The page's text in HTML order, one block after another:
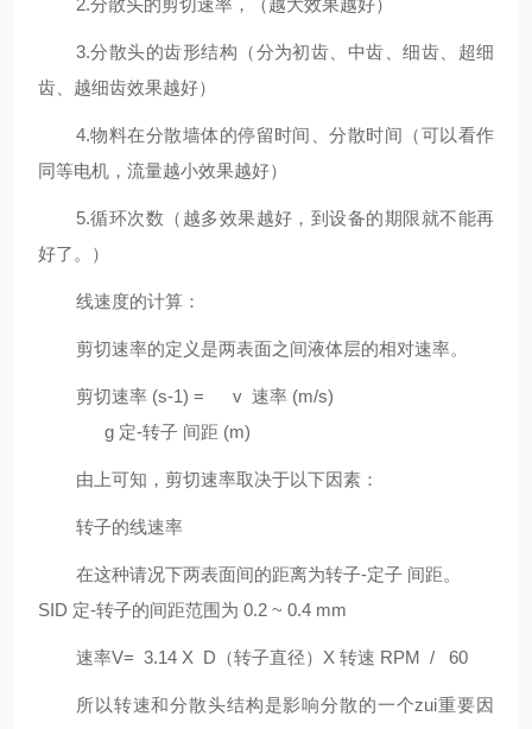
2.分散头的剪切速率，（越大效果越好）
3.分散头的齿形结构（分为初齿、中齿、细齿、超细
齿、越细齿效果越好）
4.物料在分散墙体的停留时间、分散时间（可以看作
同等电机，流量越小效果越好）
5.循环次数（越多效果越好，到设备的期限就不能再
好了。）
线速度的计算：
剪切速率的定义是两表面之间液体层的相对速率。
剪切速率 (s-1) = v 速率 (m/s)
g 定-转子 间距 (m)
由上可知，剪切速率取决于以下因素：
转子的线速率
在这种请况下两表面间的距离为转子-定子 间距。
SID 定-转子的间距范围为 0.2 ~ 0.4 mm
速率V= 3.14 X D（转子直径）X 转速 RPM / 60
所以转速和分散头结构是影响分散的一个zui重要因